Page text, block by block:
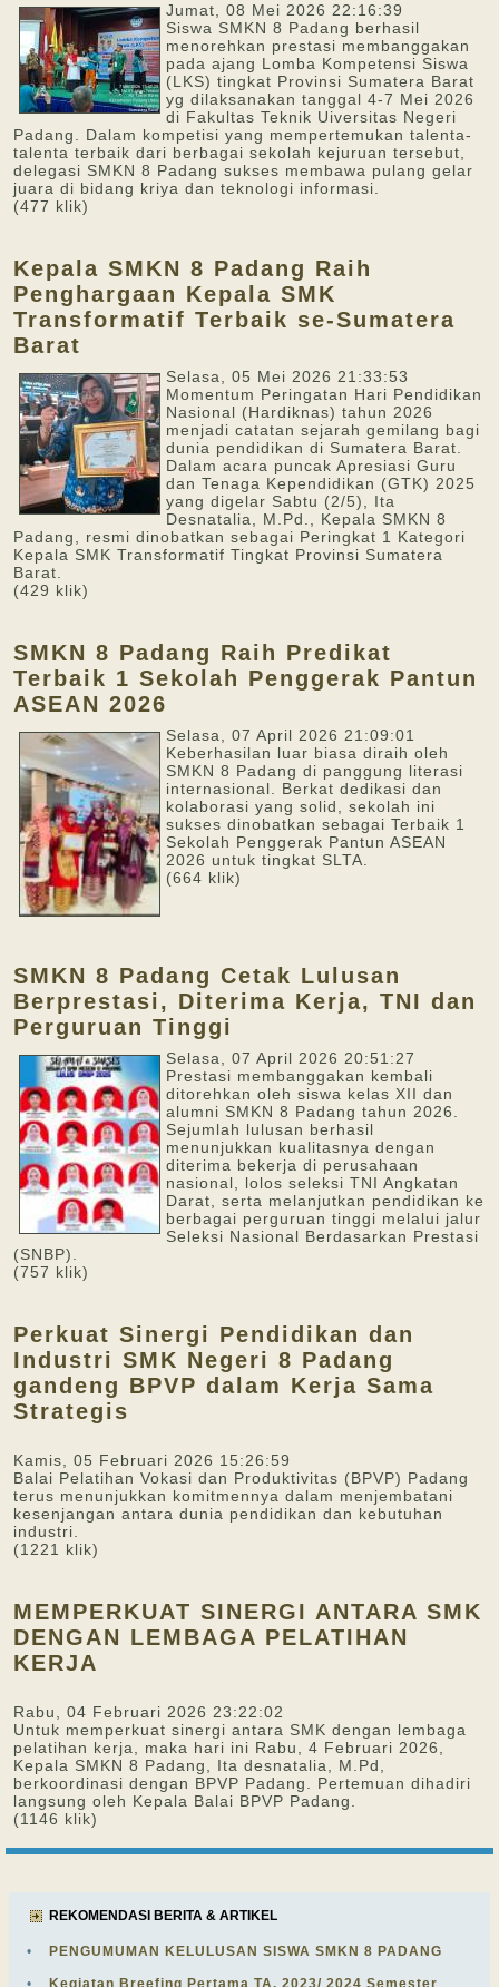
Jumat, 08 Mei 2026 22:16:39
Siswa SMKN 8 Padang berhasil
menorehkan prestasi membanggakan
pada ajang Lomba Kompetensi Siswa
(LKS) tingkat Provinsi Sumatera Barat
yg dilaksanakan tanggal 4-7 Mei 2026
di Fakultas Teknik Uiversitas Negeri
Padang. Dalam kompetisi yang mempertemukan talenta-
talenta terbaik dari berbagai sekolah kejuruan tersebut,
delegasi SMKN 8 Padang sukses membawa pulang gelar
juara di bidang kriya dan teknologi informasi.
(477 klik)
Kepala SMKN 8 Padang Raih
Penghargaan Kepala SMK
Transformatif Terbaik se-Sumatera
Barat
Selasa, 05 Mei 2026 21:33:53
Momentum Peringatan Hari Pendidikan
Nasional (Hardiknas) tahun 2026
menjadi catatan sejarah gemilang bagi
dunia pendidikan di Sumatera Barat.
Dalam acara puncak Apresiasi Guru
dan Tenaga Kependidikan (GTK) 2025
yang digelar Sabtu (2/5), Ita
Desnatalia, M.Pd., Kepala SMKN 8
Padang, resmi dinobatkan sebagai Peringkat 1 Kategori
Kepala SMK Transformatif Tingkat Provinsi Sumatera
Barat.
(429 klik)
SMKN 8 Padang Raih Predikat
Terbaik 1 Sekolah Penggerak Pantun
ASEAN 2026
Selasa, 07 April 2026 21:09:01
Keberhasilan luar biasa diraih oleh
SMKN 8 Padang di panggung literasi
internasional. Berkat dedikasi dan
kolaborasi yang solid, sekolah ini
sukses dinobatkan sebagai Terbaik 1
Sekolah Penggerak Pantun ASEAN
2026 untuk tingkat SLTA.
(664 klik)
SMKN 8 Padang Cetak Lulusan
Berprestasi, Diterima Kerja, TNI dan
Perguruan Tinggi
Selasa, 07 April 2026 20:51:27
Prestasi membanggakan kembali
ditorehkan oleh siswa kelas XII dan
alumni SMKN 8 Padang tahun 2026.
Sejumlah lulusan berhasil
menunjukkan kualitasnya dengan
diterima bekerja di perusahaan
nasional, lolos seleksi TNI Angkatan
Darat, serta melanjutkan pendidikan ke
berbagai perguruan tinggi melalui jalur
Seleksi Nasional Berdasarkan Prestasi
(SNBP).
(757 klik)
Perkuat Sinergi Pendidikan dan
Industri SMK Negeri 8 Padang
gandeng BPVP dalam Kerja Sama
Strategis
Kamis, 05 Februari 2026 15:26:59
Balai Pelatihan Vokasi dan Produktivitas (BPVP) Padang
terus menunjukkan komitmennya dalam menjembatani
kesenjangan antara dunia pendidikan dan kebutuhan
industri.
(1221 klik)
MEMPERKUAT SINERGI ANTARA SMK
DENGAN LEMBAGA PELATIHAN
KERJA
Rabu, 04 Februari 2026 23:22:02
Untuk memperkuat sinergi antara SMK dengan lembaga
pelatihan kerja, maka hari ini Rabu, 4 Februari 2026,
Kepala SMKN 8 Padang, Ita desnatalia, M.Pd,
berkoordinasi dengan BPVP Padang. Pertemuan dihadiri
langsung oleh Kepala Balai BPVP Padang.
(1146 klik)
REKOMENDASI BERITA & ARTIKEL
• PENGUMUMAN KELULUSAN SISWA SMKN 8 PADANG
• Kegiatan Breefing Pertama TA. 2023/ 2024 Semester